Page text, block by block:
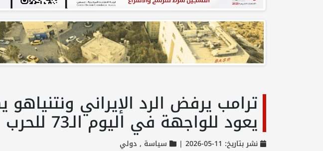
ترامب يرفض الرد الإيراني
يعود للواجهة في اليوم الـ73 للحرب
نشر بتاريخ: 11-05-2026 | سياسة , دولي